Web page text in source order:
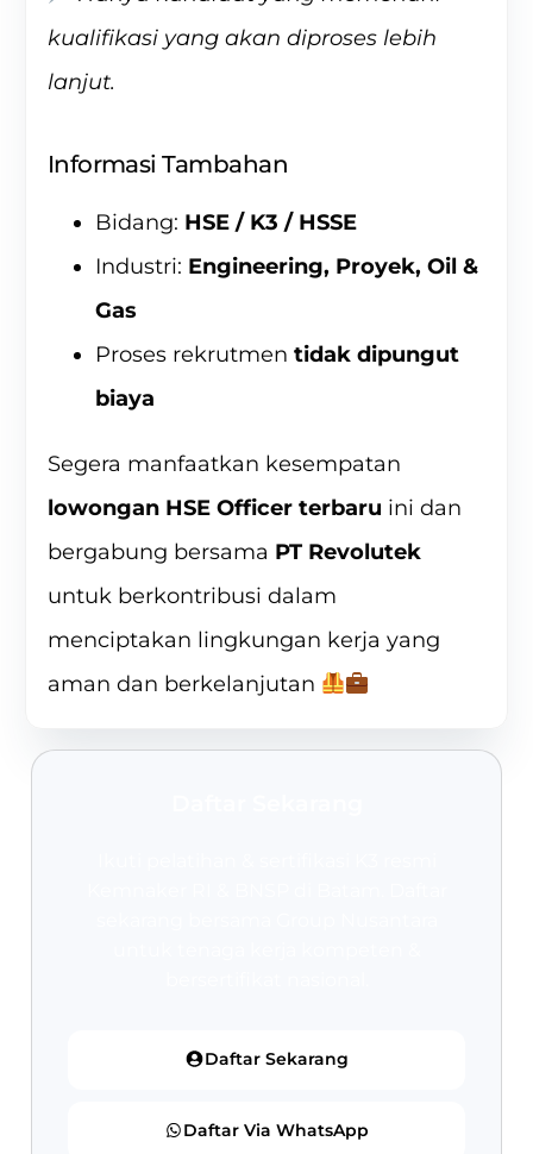
kualifikasi yang akan diproses lebih
lanjut.
Informasi Tambahan
Bidang: HSE / K3 / HSSE
Industri: Engineering, Proyek, Oil &
Gas
Proses rekrutmen tidak dipungut
biaya
Segera manfaatkan kesempatan
lowongan HSE Officer terbaru ini dan
bergabung bersama PT Revolutek
untuk berkontribusi dalam
menciptakan lingkungan kerja yang
aman dan berkelanjutan
Daftar Sekarang
Daftar Via WhatsApp